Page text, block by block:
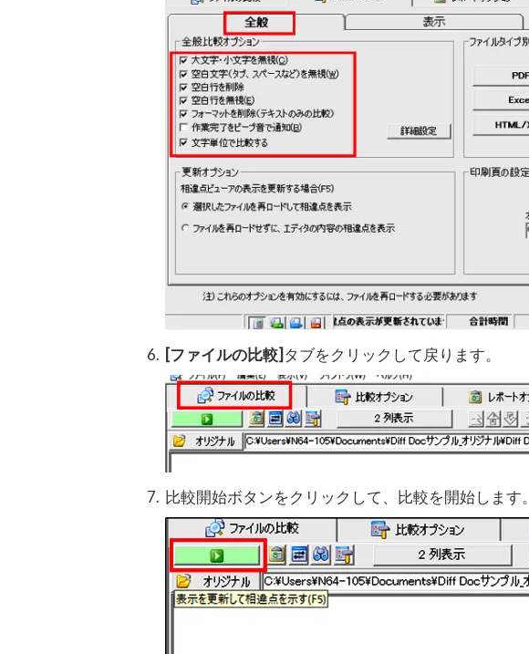
[ファイルの比較] タブをクリックして戻ります。
比較開始ボタンをクリックして、比較を開始します。